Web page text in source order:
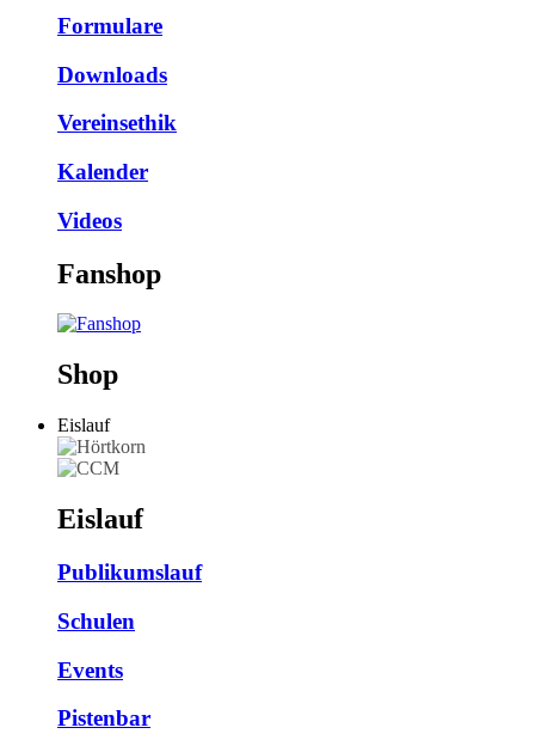
Formulare
Downloads
Vereinsethik
Kalender
Videos
Fanshop
Shop
Eislauf
Eislauf
Publikumslauf
Schulen
Events
Pistenbar